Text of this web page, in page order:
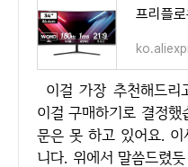
이걸 가장 추천해드리고 싶습니다. 남동생도 이번에
이걸 구매하기로 결정
문은 못 하고 있어요.
니다. 위에서 말씀드렸